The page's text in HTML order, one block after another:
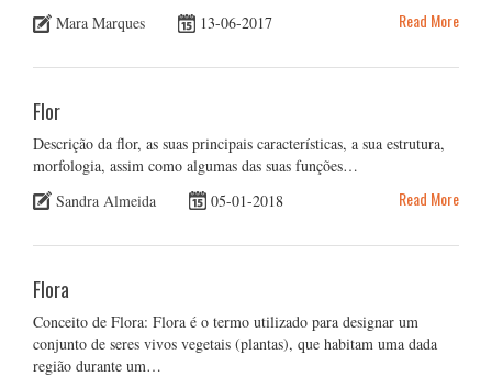
Mara Marques
13-06-2017 Read More
Flor
Descrição da flor, as suas principais características, a sua estrutura,
morfologia, assim como algumas das suas funções…
Sandra Almeida
05-01-2018 Read More
Flora
Conceito de Flora: Flora é o termo utilizado para designar um
conjunto de seres vivos vegetais (plantas), que habitam uma dada
região durante um…